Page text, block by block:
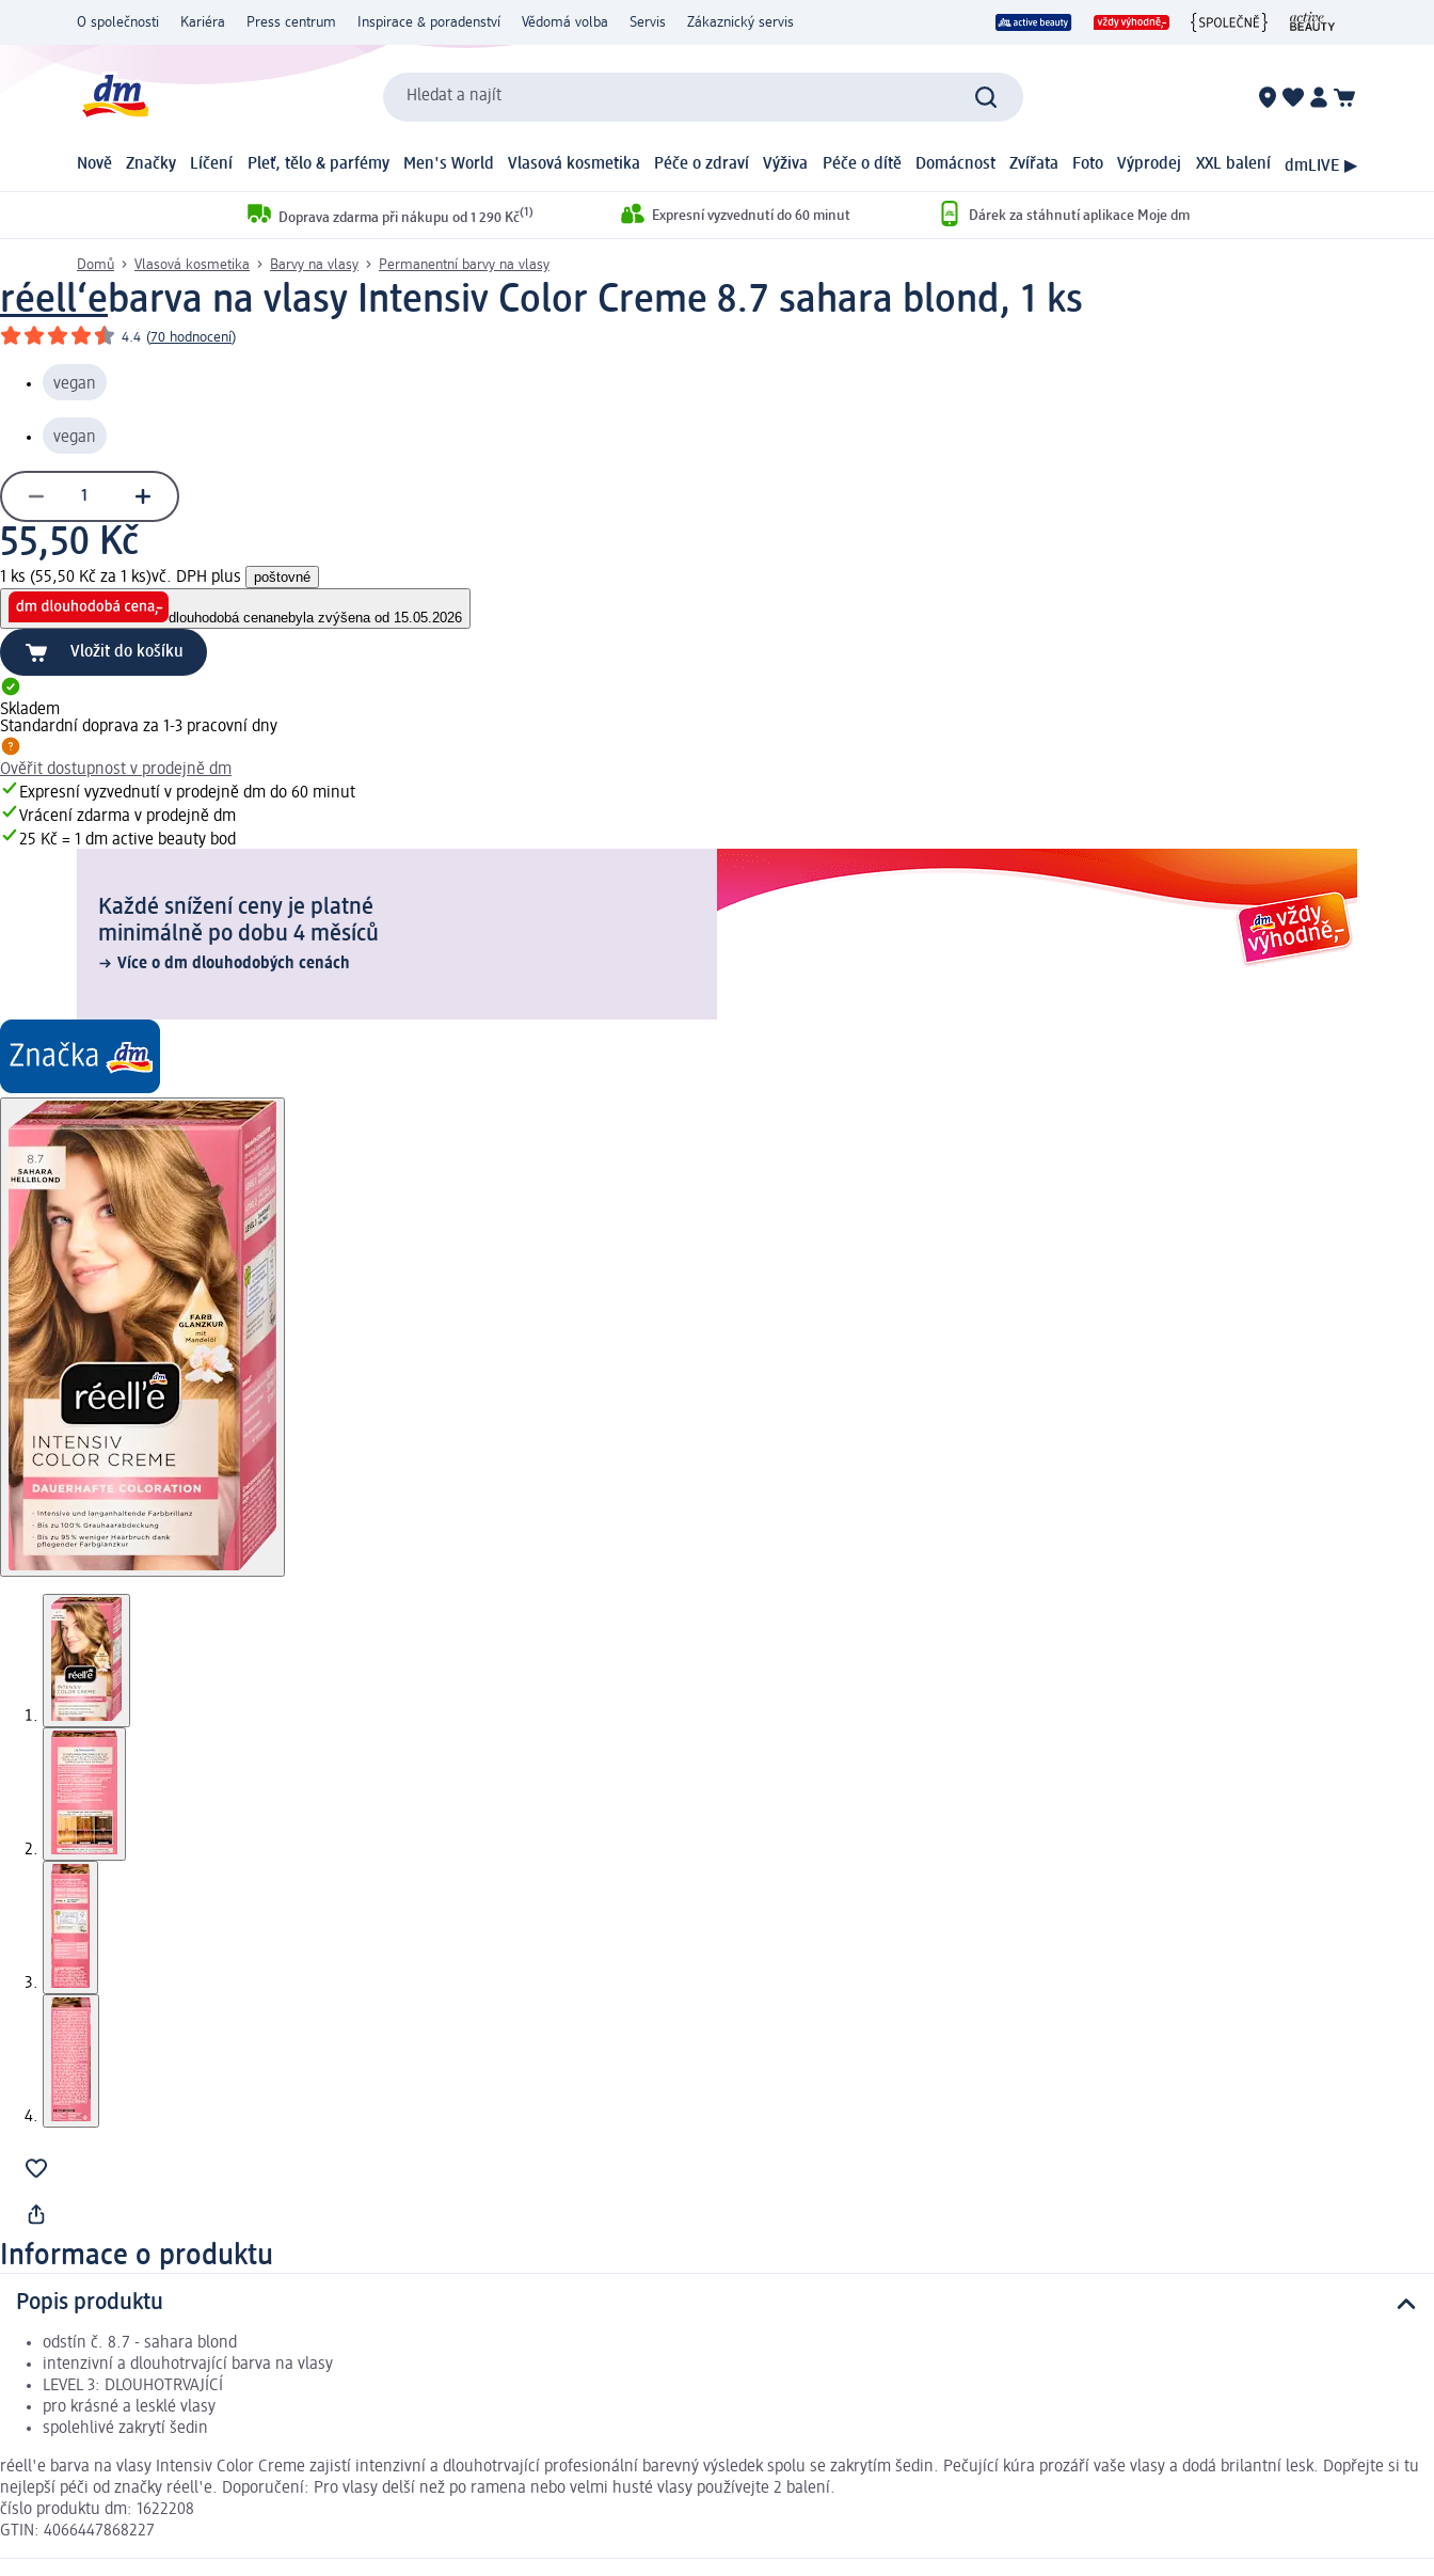
O společnosti Kariéra Press centrum Inspirace & poradenství Vědomá volba Servis Zákaznický servis
Hledat a najít
Nově Značky Líčení Pleť, tělo & parfémy Men's World Vlasová kosmetika Péče o zdraví Výživa Péče o dítě Domácnost Zvířata Foto Výprodej XXL balení dmLIVE ▶
Doprava zdarma při nákupu od 1 290 Kč(1) Expresní vyzvednutí do 60 minut Dárek za stáhnutí aplikace Moje dm
Domů Vlasová kosmetika Barvy na vlasy Permanentní barvy na vlasy
réell‘ebarva na vlasy Intensiv Color Creme 8.7 sahara blond, 1 ks
4.4 (70 hodnocení)
vegan
vegan
55,50 Kč
1 ks (55,50 Kč za 1 ks)vč. DPH plus poštovné
dlouhodobá cenanebyla zvýšena od 15.05.2026
Vložit do košíku
Skladem
Standardní doprava za 1-3 pracovní dny
Ověřit dostupnost v prodejně dm
Expresní vyzvednutí v prodejně dm do 60 minut
Vrácení zdarma v prodejně dm
25 Kč = 1 dm active beauty bod
Každé snížení ceny je platné
minimálně po dobu 4 měsíců
Více o dm dlouhodobých cenách
Informace o produktu
Popis produktu
odstín č. 8.7 - sahara blond
intenzivní a dlouhotrvající barva na vlasy
LEVEL 3: DLOUHOTRVAJÍCÍ
pro krásné a lesklé vlasy
spolehlivé zakrytí šedin
réell'e barva na vlasy Intensiv Color Creme zajistí intenzivní a dlouhotrvající profesionální barevný výsledek spolu se zakrytím šedin. Pečující kúra prozáří vaše vlasy a dodá brilantní lesk. Dopřejte si tu
nejlepší péči od značky réell'e. Doporučení: Pro vlasy delší než po ramena nebo velmi husté vlasy používejte 2 balení.
číslo produktu dm: 1622208
GTIN: 4066447868227